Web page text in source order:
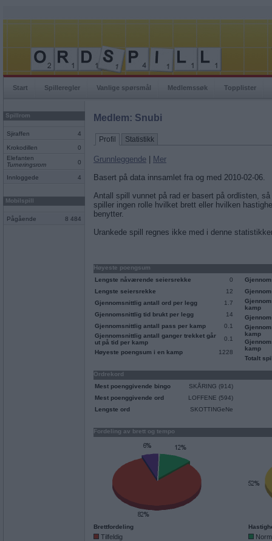
Start Spilleregler Vanlige spørsmål Medlemssøk Topplister
Spillrom
Sjiraffen 4
Krokodillen
0
Elefanten
Turneringsrom
0
Innloggede 4
Mobilspill
Pågående 8 484
Medlem: Snubi
Profil Statistikk
Grunnleggende
Mer
Basert på data innsamlet fra og med 2010-02-06.
Antall spill vunnet på rad er basert på ordlisten, så
spiller ingen rolle hvilket brett eller hvilken
benytter.
Urankede spill regnes ikke med i denne
Høyeste poengsum
Lengste nåværende seiersrekke
0
Lengste seiersrekke
12
Gjennomsnittlig antall ord per legg
1.7
Gjennomsnittlig tid brukt per legg
14
Gjennomsnittlig antall pass per kamp
0.1
Gjennomsnittlig antall ganger trekket går
ut på tid per kamp
0.1
Høyeste poengsum i en kamp
1228
kamp
kamp
kamp
Totalt
Ordrekord
Mest poenggivende bingo
SKÅRING (914)
Mest poenggivende ord
LOFFENE (594)
Lengste ord
SKOTTINGeNe
Fordeling av brett og tempo
Brettfordeling
Tilfeldig